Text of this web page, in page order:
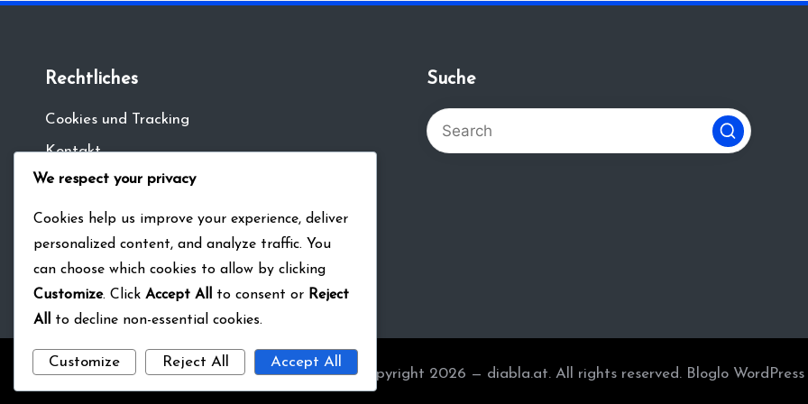
Rechtliches
Cookies und Tracking
Kontakt
Nutzungsbedingungen
Datenschutzbestimmungen
Unsere Geschichte
Suche
Copyright 2026 — diabla.at. All rights reserved. Bloglo
We respect your privacy
Cookies help us improve your experience, deliver
personalized content, and analyze traffic. You
can choose which cookies to allow by clicking
Customize. Click Accept All to consent or Reject
All
to decline non-essential cookies.
Customize Reject All Accept All